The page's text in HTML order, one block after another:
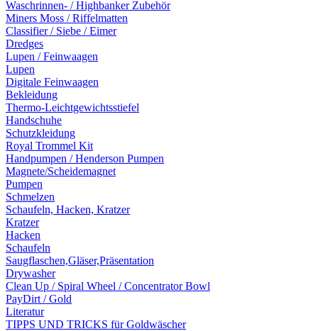
Waschrinnen- / Highbanker Zubehör
Miners Moss / Riffelmatten
Classifier / Siebe / Eimer
Dredges
Lupen / Feinwaagen
Lupen
Digitale Feinwaagen
Bekleidung
Thermo-Leichtgewichtsstiefel
Handschuhe
Schutzkleidung
Royal Trommel Kit
Handpumpen / Henderson Pumpen
Magnete/Scheidemagnet
Pumpen
Schmelzen
Schaufeln, Hacken, Kratzer
Kratzer
Hacken
Schaufeln
Saugflaschen,Gläser,Präsentation
Drywasher
Clean Up / Spiral Wheel / Concentrator Bowl
PayDirt / Gold
Literatur
TIPPS UND TRICKS für Goldwäscher